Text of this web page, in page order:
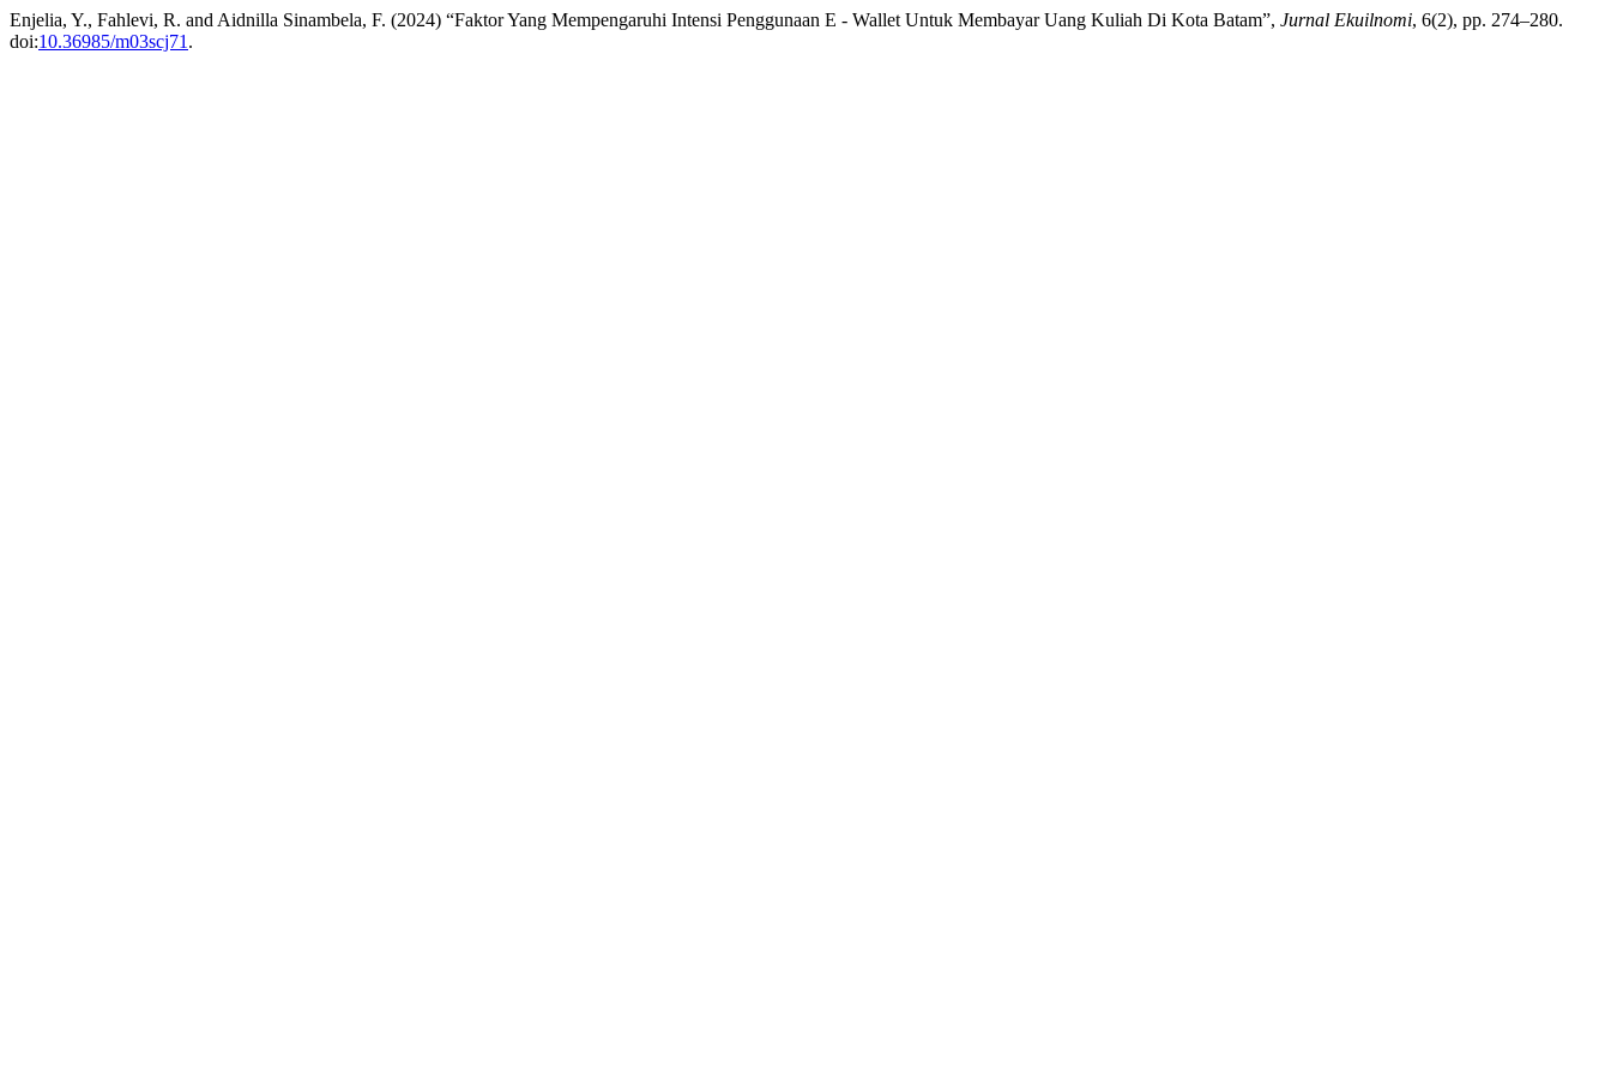
Enjelia, Y., Fahlevi, R. and Aidnilla Sinambela, F. (2024) “Faktor Yang Mempengaruhi Intensi Penggunaan E - Wallet Untuk Membayar Uang Kuliah Di Kota Batam”, Jurnal Ekuilnomi, 6(2), pp. 274–280.
doi:10.36985/m03scj71 .